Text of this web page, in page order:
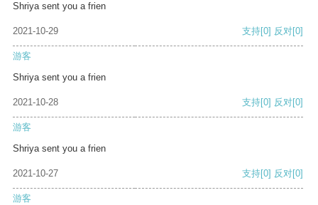
Shriya sent you a frien
2021-10-29 支持[0] 反对[0]
游客
Shriya sent you a frien
2021-10-28 支持[0] 反对[0]
游客
Shriya sent you a frien
2021-10-27 支持[0] 反对[0]
游客